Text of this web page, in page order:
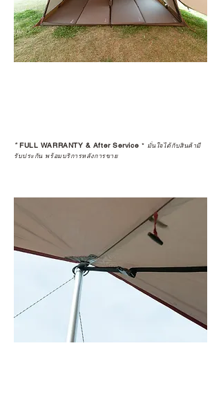
*FULL WARRANTY & After Service * มั่นใจได้กับสินค้ามี
รับประกัน พร้อมบริการหลังการขาย